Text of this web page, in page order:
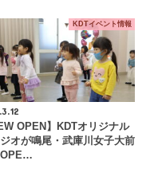
KDTイベント情報
OPEN】KDTオリジナル
オが鳴尾・武庫川女子大前